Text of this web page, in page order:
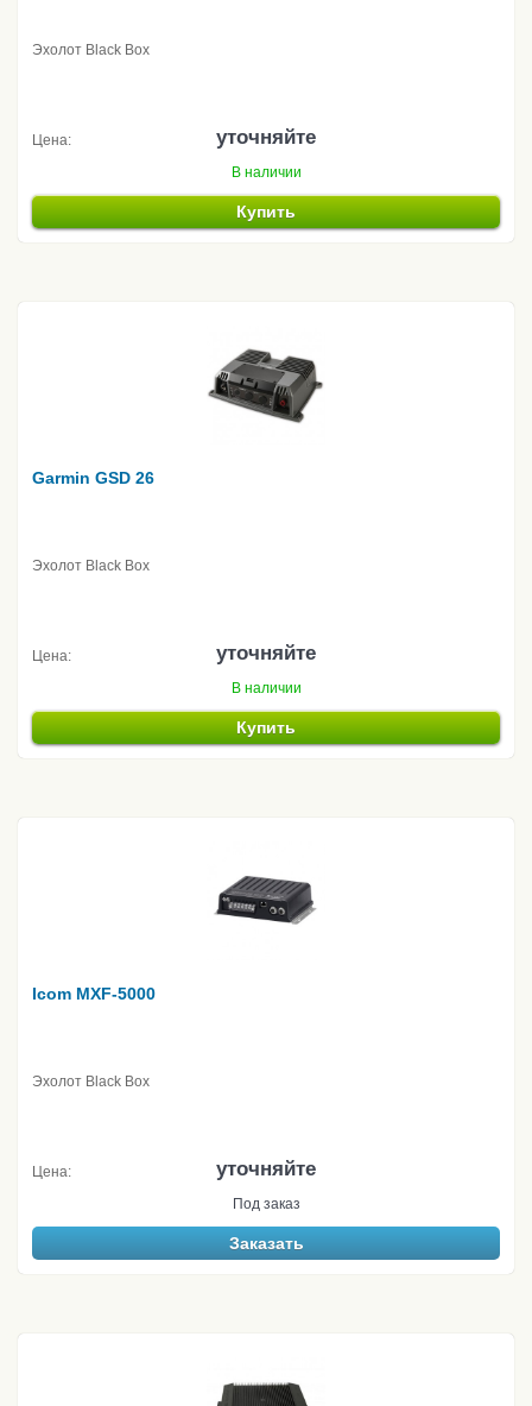
Эхолот Black Box
Цена: уточняйте
В наличии
Купить
Garmin GSD 26
Эхолот Black Box
Цена: уточняйте
В наличии
Купить
Icom MXF-5000
Эхолот Black Box
Цена: уточняйте
Под заказ
Заказать